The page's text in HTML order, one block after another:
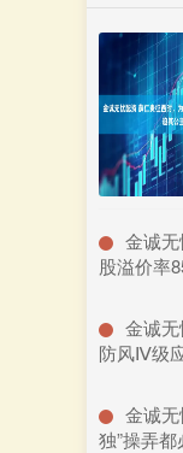
金诚
股溢价率
金诚
防风Ⅳ级
金诚无
独”操弄